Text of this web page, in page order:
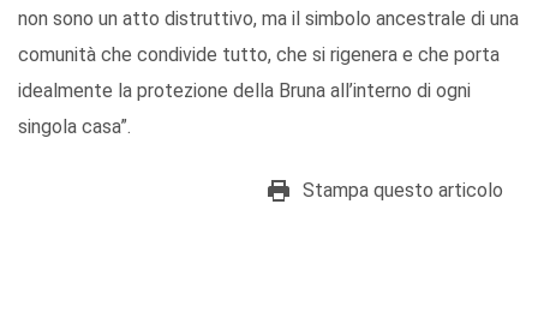
non sono un atto distruttivo, ma il simbolo ancestrale di una
comunità che condivide tutto, che si rigenera e che porta
idealmente la protezione della Bruna all’interno di ogni
singola casa”.
Stampa questo articolo